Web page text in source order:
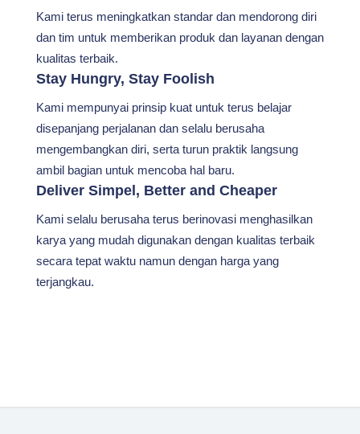
Kami terus meningkatkan standar dan mendorong diri
dan tim untuk memberikan produk dan layanan dengan
kualitas terbaik.
Stay Hungry, Stay Foolish
Kami mempunyai prinsip kuat untuk terus belajar
disepanjang perjalanan dan selalu berusaha
mengembangkan diri, serta turun praktik langsung
ambil bagian untuk mencoba hal baru.
Deliver Simpel, Better and Cheaper
Kami selalu berusaha terus berinovasi menghasilkan
karya yang mudah digunakan dengan kualitas terbaik
secara tepat waktu namun dengan harga yang
terjangkau.